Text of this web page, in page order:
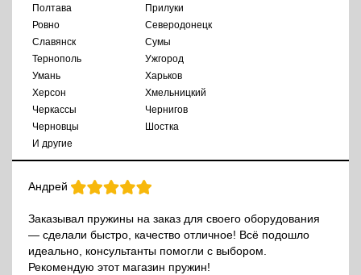
Полтава
Прилуки
Ровно
Северодонецк
Славянск
Сумы
Тернополь
Ужгород
Умань
Харьков
Херсон
Хмельницкий
Черкассы
Чернигов
Черновцы
Шостка
И другие
Андрей
Заказывал пружины на заказ для своего оборудования
— сделали быстро, качество отличное! Всё подошло
идеально, консультанты помогли с выбором.
Рекомендую этот магазин пружин!